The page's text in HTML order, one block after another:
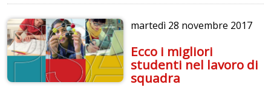
martedì 28 novembre 2017
Ecco i migliori
studenti nel lavoro di
squadra